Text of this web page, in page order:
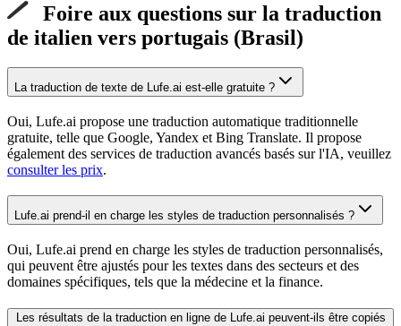
Foire aux questions sur la traduction
de italien vers portugais (Brasil)
La traduction de texte de Lufe.ai est-elle gratuite ?
Oui, Lufe.ai propose une traduction automatique traditionnelle
gratuite, telle que Google, Yandex et Bing Translate. Il propose
également des services de traduction avancés basés sur l'IA, veuillez
consulter les prix.
Lufe.ai prend-il en charge les styles de traduction personnalisés ?
Oui, Lufe.ai prend en charge les styles de traduction personnalisés,
qui peuvent être ajustés pour les textes dans des secteurs et des
domaines spécifiques, tels que la médecine et la finance.
Les résultats de la traduction en ligne de Lufe.ai peuvent-ils être copiés